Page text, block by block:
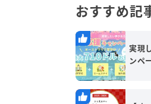
おすすめ記
実現
ンペ